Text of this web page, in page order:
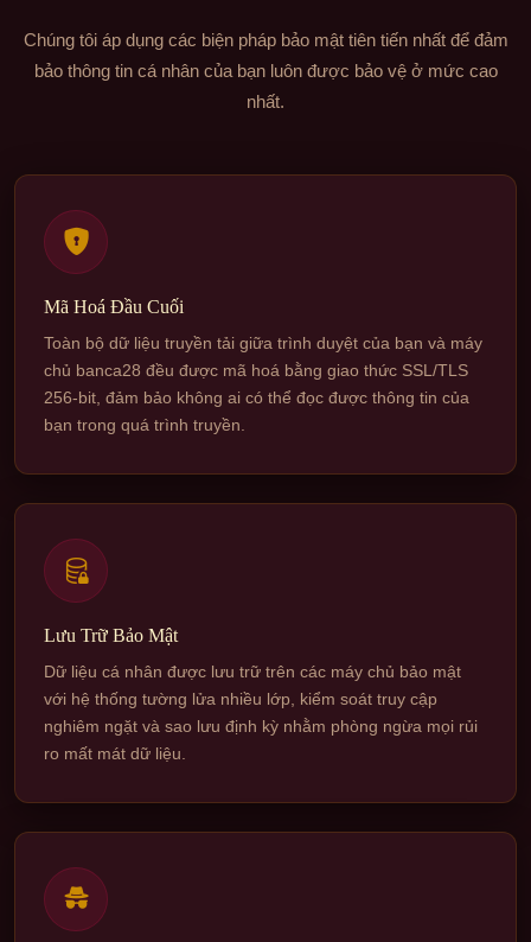
Chúng tôi áp dụng các biện pháp bảo mật tiên tiến nhất để đảm
bảo thông tin cá nhân của bạn luôn được bảo vệ ở mức cao
nhất.
Mã Hoá Đầu Cuối
Toàn bộ dữ liệu truyền tải giữa trình duyệt của bạn và máy
chủ banca28 đều được mã hoá bằng giao thức SSL/TLS
256-bit, đảm bảo không ai có thể đọc được thông tin của
bạn trong quá trình truyền.
Lưu Trữ Bảo Mật
Dữ liệu cá nhân được lưu trữ trên các máy chủ bảo mật
với hệ thống tường lửa nhiều lớp, kiểm soát truy cập
nghiêm ngặt và sao lưu định kỳ nhằm phòng ngừa mọi rủi
ro mất mát dữ liệu.